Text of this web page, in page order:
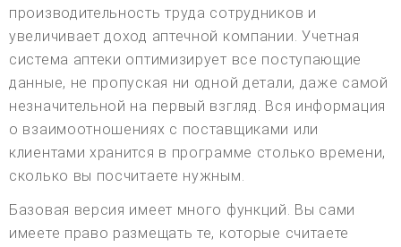
производительность труда сотрудников и
увеличивает доход аптечной компании. Учетная
система аптеки оптимизирует все поступающие
данные, не пропуская ни одной детали, даже самой
незначительной на первый взгляд. Вся информация
о взаимоотношениях с поставщиками или
клиентами хранится в программе столько времени,
сколько вы посчитаете нужным.
Базовая версия имеет много функций. Вы сами
имеете право размещать те, которые считаете